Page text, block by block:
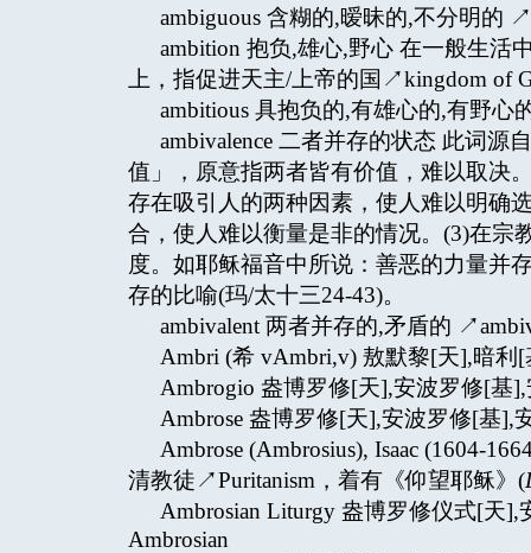
ambiguous 含糊的,暧昧的,不分明的
ambition 抱负,雄心,野心 在一般生活
上，指促进天主/上帝的国↗kingdom of
ambitious 具抱负的,有雄心的,有野心
ambivalence 二者并存的状态 此词源
值」，原意指两者皆有价值，难以取决
存在吸引人的两种因素，使人难以明确
合，使人难以衡量是非的情况。(3)在宗
度。如耶稣福音中所说：善恶的力量并
存的比喻(玛/太十三24-43)。
ambivalent 两者并存的,矛盾的
Ambri (希 vAmbri,v) 敖默黎[天],暗
Ambrogio 盎博罗修[天],安波罗修[基
Ambrose 盎博罗修[天],安波罗修[基],
Ambrose (Ambrosius), Isaac (1604-
清教徒↗Puritanism，着有《仰望耶稣》(
Ambrosian Liturgy 盎博罗修仪式[天
Ambrosian